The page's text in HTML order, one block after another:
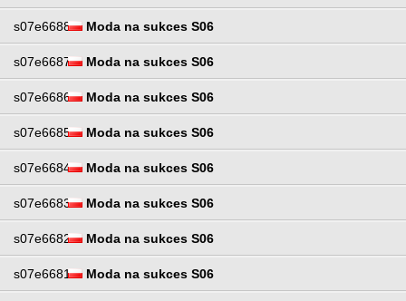
s07e6688 Moda na sukces S06
s07e6687 Moda na sukces S06
s07e6686 Moda na sukces S06
s07e6685 Moda na sukces S06
s07e6684 Moda na sukces S06
s07e6683 Moda na sukces S06
s07e6682 Moda na sukces S06
s07e6681 Moda na sukces S06